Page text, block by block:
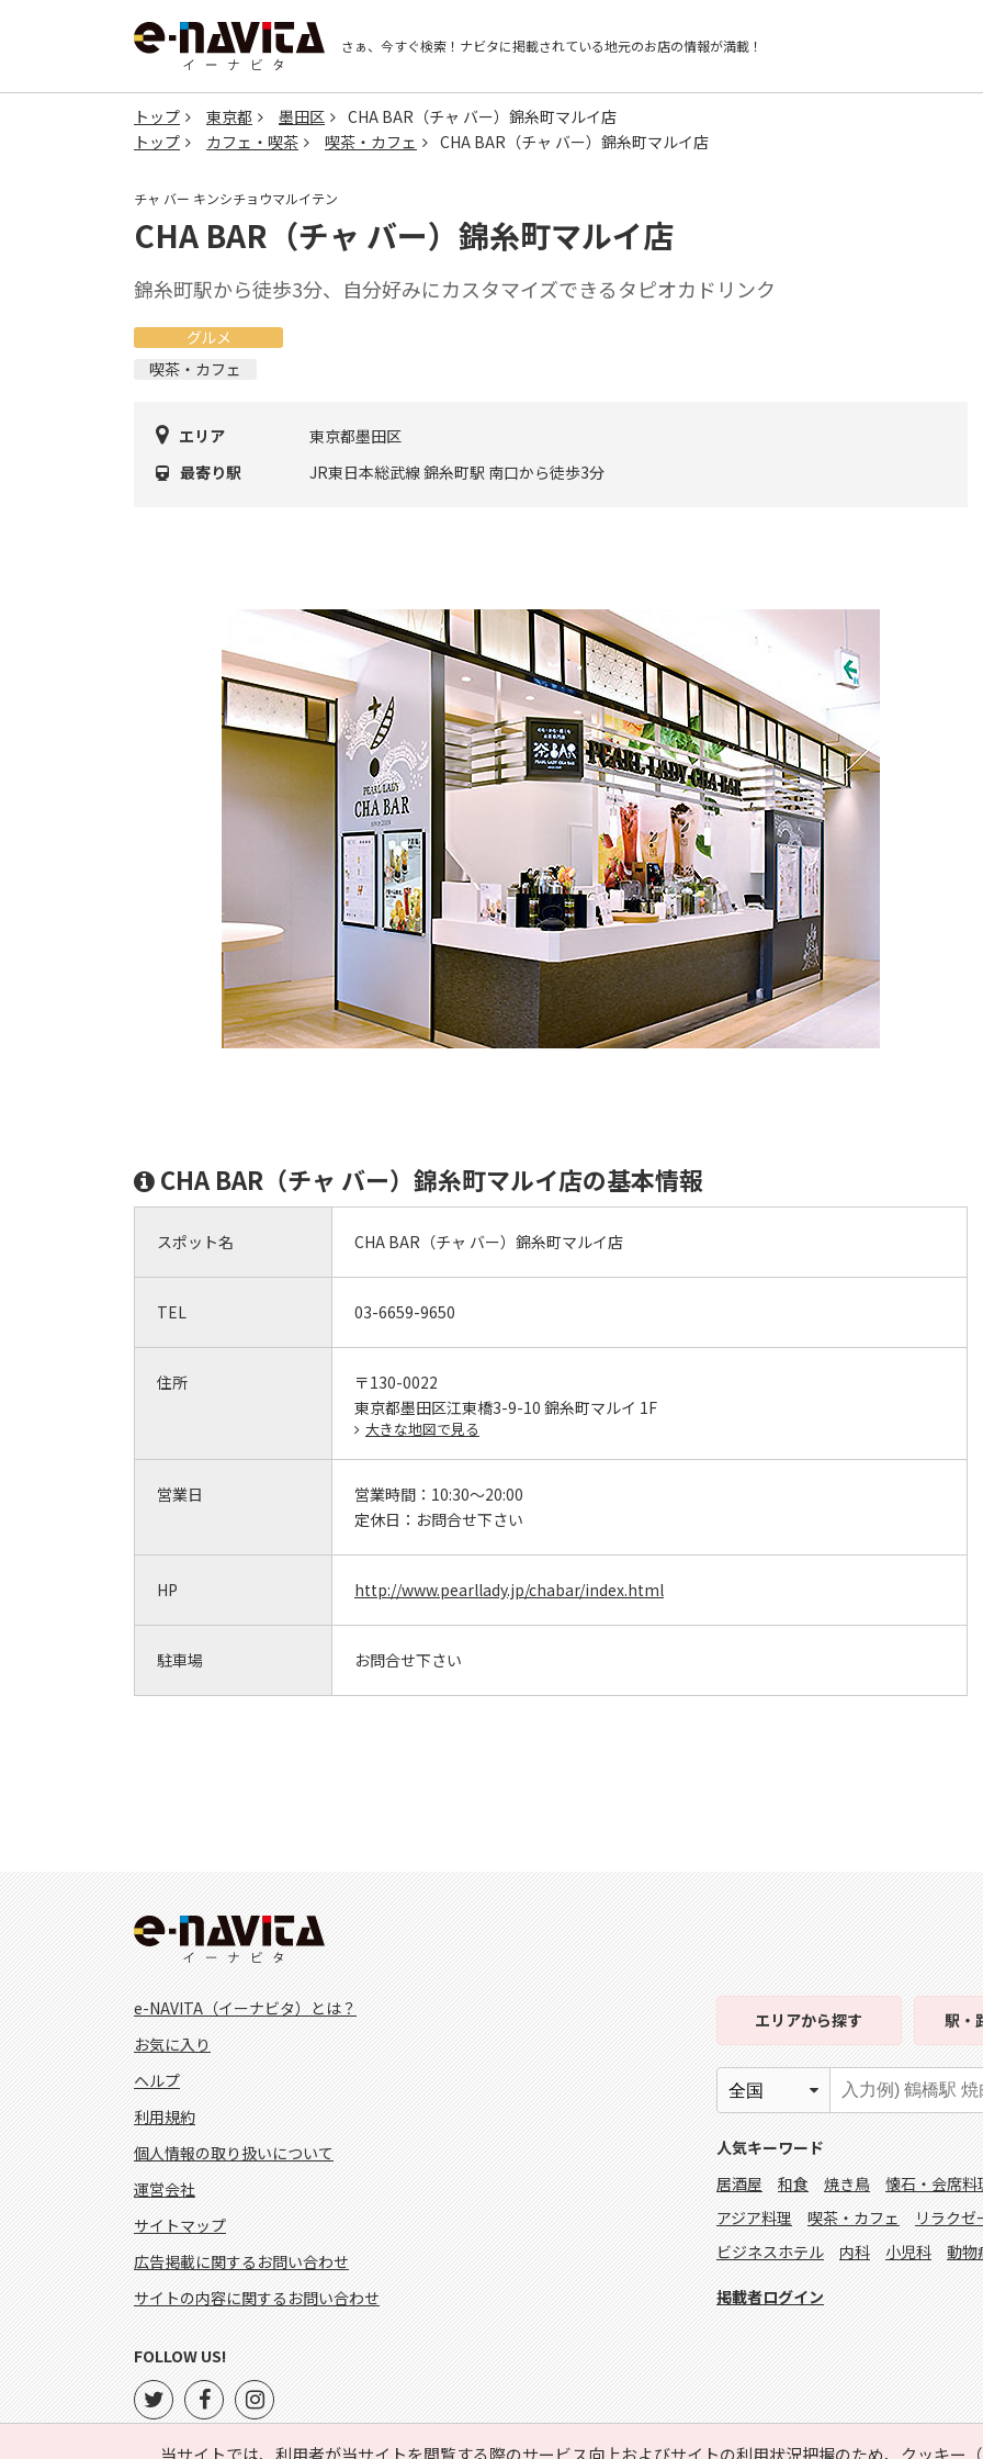
さぁ、今すぐ検索！ ナビタに掲載されている地元のお店の情報が満載！
トップ 東京都 墨田区
CHA BAR（チャ バー）錦糸町マルイ店
トップ
カフェ・喫茶 喫茶・カフェ CHA BAR（チャ バー）錦糸町マルイ店
チャ バー キンシチョウマルイテン
CHA BAR（チャ バー）錦糸町マルイ店
錦糸町駅から徒歩3分、自分好みにカスタマイズできるタピオカドリンク
グルメ
喫茶・カフェ
エリア
東京都墨田区
最寄り駅
JR東日本総武線 錦糸町駅 南口から徒歩3分
CHA BAR（チャ バー）錦糸町マルイ店の基本情報
スポット名 CHA BAR（チャ バー）錦糸町マルイ店
TEL 03-6659-9650
住所
〒130-0022
東京都墨田区江東橋3-9-10 錦糸町マルイ 1F
大きな地図で見る
営業日 営業時間： 10:30～20:00
定休日： お問合せ下さい
HP http://www.pearllady.jp/chabar/index.html
駐車場 お問合せ下さい
当サイトでは、利用者が当サイトを閲覧する際のサービス向上およびサイトの利用状況把握のため、クッキー
e-NAVITA（イーナビタ）とは？
お気に入り
ヘルプ
利用規約
個人情報の取り扱いについて
運営会社
サイトマップ
広告掲載に関するお問い合わせ
サイトの内容に関するお問い合わせ
エリアから探す 駅・
人気キーワード
居酒屋
和食 焼き鳥 懐石・会席料
アジア料理
喫茶・カフェ リラクゼ
ビジネスホテル
内科 小児科 動物
掲載者ログイン
FOLLOW US!